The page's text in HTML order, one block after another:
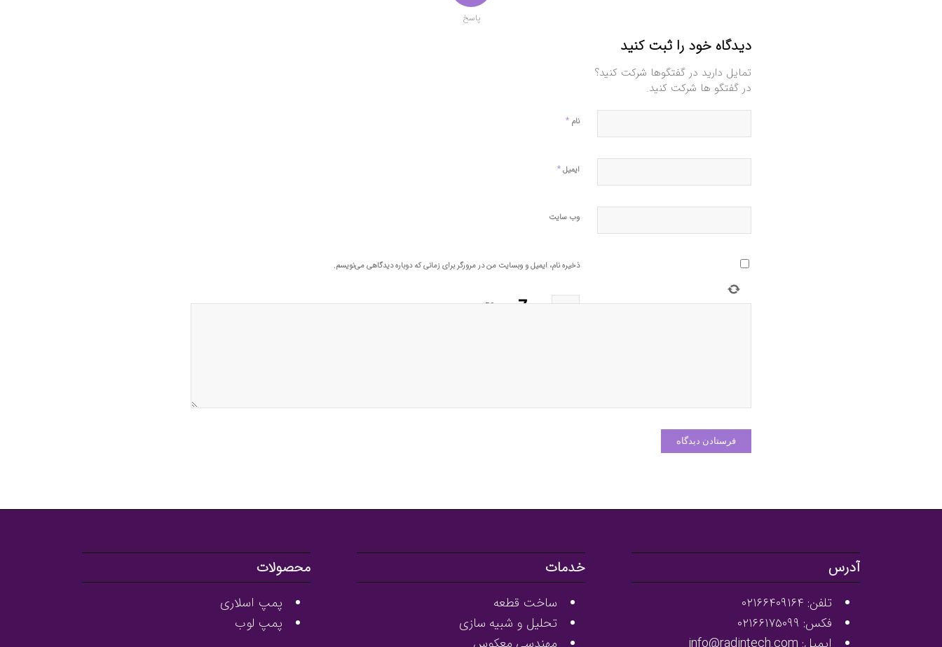
پاسخ
دیدگاه خود را ثبت کنید
تمایل دارید در گفتگوها شرکت کنید؟
در گفتگو ها شرکت کنید.
نام *
ایمیل*
وب‌ سایت
ذخیره نام، ایمیل و وبسایت من در مرورگر برای زمانی که دوباره دیدگاهی می‌نویسم.
×
=
56
آدرس
تلفن: ۰۲۱۶۶۴۰۹۱۶۴
فکس: ۰۲۱۶۶۱۷۵۰۹۹
خدمات
ساخت قطعه
تحلیل و شبیه سازی
محصولات
پمپ اسلاری
پمپ لوب